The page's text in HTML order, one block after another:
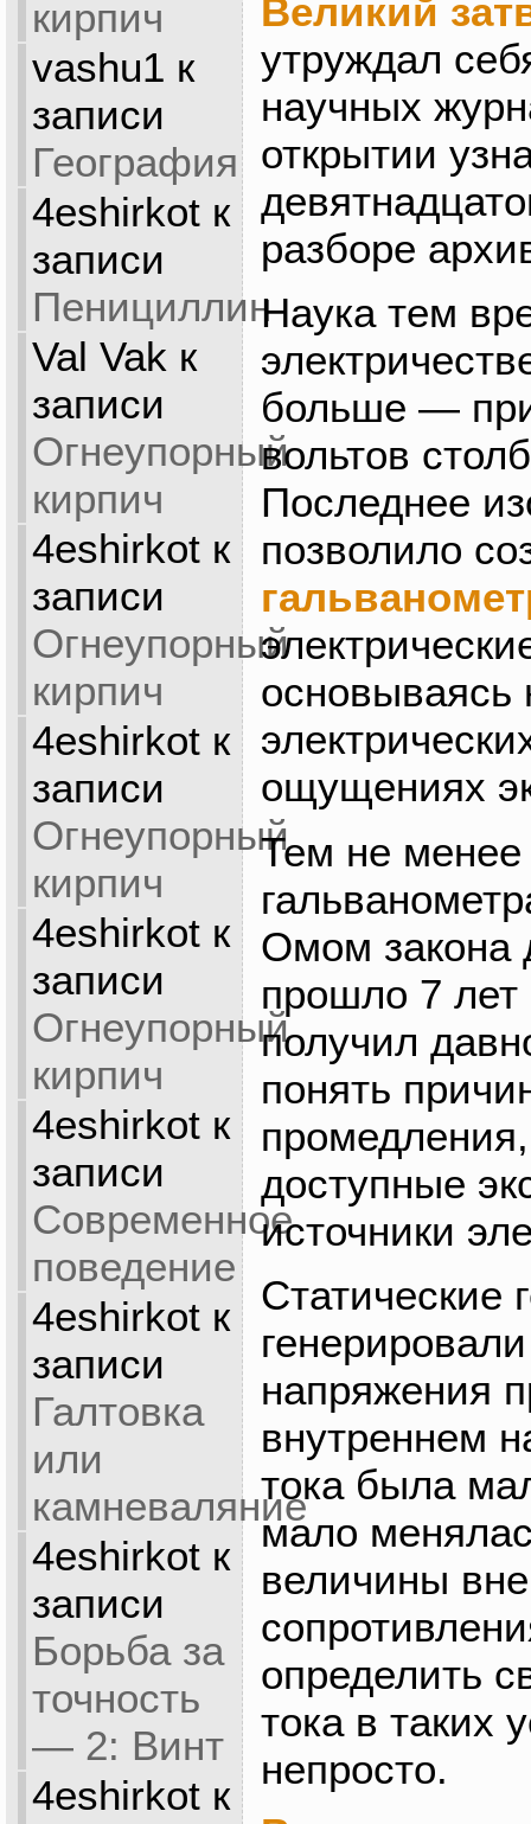
кирпич
vashu1 к
записи
География
4eshirkotк
записи
Пенициллин
Val Vak к
записи
Огнеупорный
кирпич
4eshirkotк
записи
Огнеупорный
кирпич
4eshirkotк
записи
Огнеупорный
кирпич
4eshirkotк
записи
Огнеупорный
кирпич
4eshirkotк
записи
Современное
поведение
4eshirkotк
записи
Галтовка
или
камневаляние
4eshirkotк
записи
Борьба за
точность
— 2: Винт
4eshirkotк
Великий
утруждал
научных
открытии
разборе
Наука тем
больше —
вольтов
Последнее
позволило
основываясь
ощущениях
Тем не менее
Омом закона
прошло 7 лет
получил
понять
доступные
источники
Статические
напряжения
внутреннем
тока была
мало
величины
определить
тока в таких
непросто.